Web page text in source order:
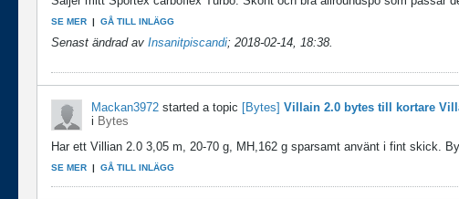
SE MER GÅ TILL INLÄGG
Senast ändrad av Insanitpiscandi; 2018-02-14, 18:38.
Mackan3972 started a topic [Bytes] Villain 2.0 bytes till kortare
i Bytes
Har ett Villian 2.0 3,05 m, 20-70 g, MH,162 g sparsamt använt i fint skick.
SE MER GÅ TILL INLÄGG